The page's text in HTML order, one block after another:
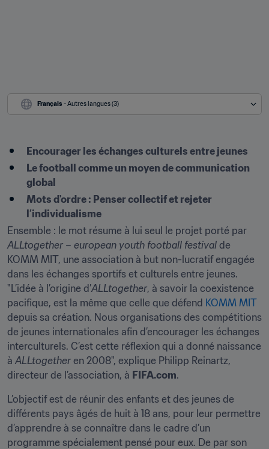
Français - Autres langues (3)
Encourager les échanges culturels entre jeunes
Le football comme un moyen de communication
global
Mots d'ordre : Penser collectif et rejeter
l’individualisme
ALLtogether – european youth football festival de
KOMM MIT, une association à but non-lucratif engagée
dans les échanges sportifs et culturels entre jeunes.
"L’idée à l’origine d’ALLtogether, à savoir la coexistence
pacifique, est la même que celle que défend KOMM MIT
depuis sa création. Nous organisations des compétitions
de jeunes internationales afin d’encourager les échanges
interculturels. C’est cette réflexion qui a donné naissance
à ALLtogether en 2008", explique Philipp Reinartz,
directeur de l’association, à FIFA.com.
L’objectif est de réunir des enfants et des jeunes de
différents pays âgés de huit à 18 ans, pour leur permettre
d’apprendre à se connaître dans le cadre d’un
programme spécialement pensé pour eux. De par son